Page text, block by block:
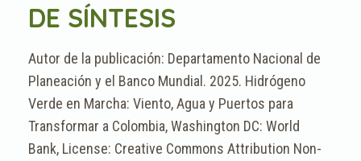
DE SÍNTESIS
Departamento Nacional de
Planeación y el Banco Mundial. 2025. Hidrógeno
Verde en Marcha: Viento, Agua y Puertos para
Transformar a Colombia, Washington DC: World
Bank, License: Creative Commons Attribution Non-